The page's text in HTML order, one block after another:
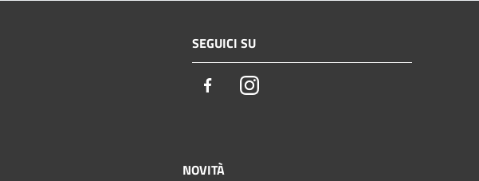
SEGUICI SU
FacebookInstagram
NOVITÀ